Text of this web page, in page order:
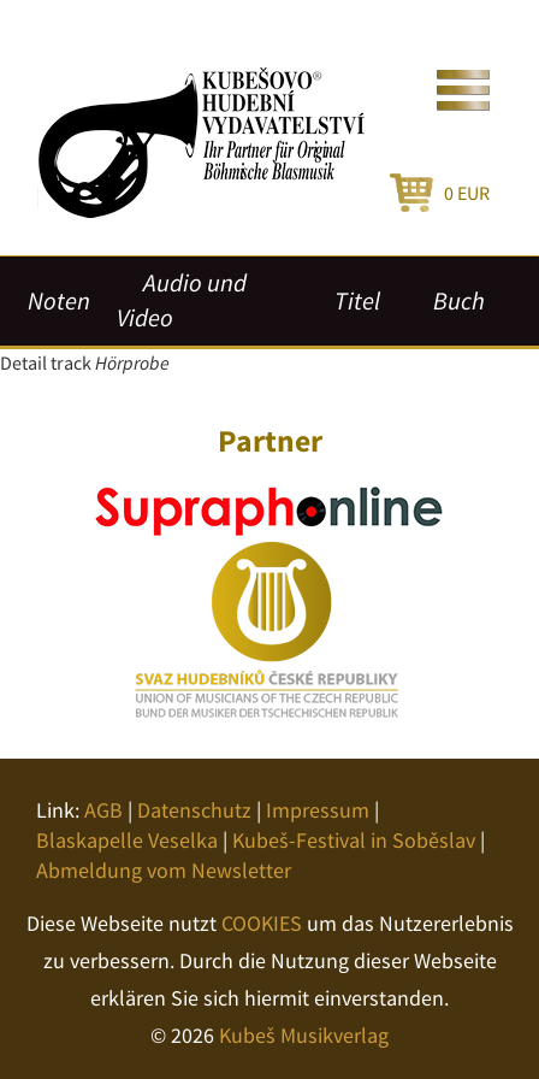
0 EUR
Noten
Audio und
Video
Titel Buch
Detail trackHörprobe
Partner
Link:AGB | Datenschutz | Impressum |
Blaskapelle Veselka | Kubeš-Festival in Soběslav |
Abmeldung vom Newsletter
Diese Webseite nutzt COOKIES um das Nutzererlebnis
zu verbessern. Durch die Nutzung dieser Webseite
erklären Sie sich hiermit einverstanden.
© 2026 Kubeš Musikverlag